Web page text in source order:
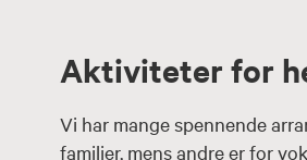
Aktiviteter for
Vi har mange spennende
familier, mens andre er for